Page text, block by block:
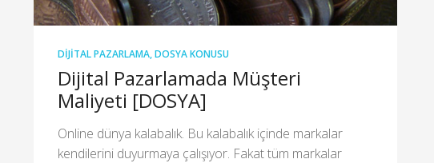
DIJITAL PAZARLAMA,DOSYA KONUSU
Dijital Pazarlamada Müşteri
Maliyeti [DOSYA]
Online dünya kalabalık. Bu kalabalık içinde markalar
kendilerini duyurmaya çalışıyor. Fakat tüm markalar